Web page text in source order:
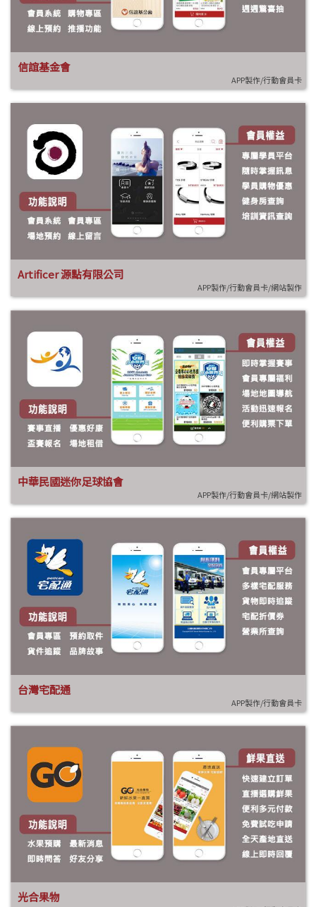
信誼基金會
APP製作/行動會員卡
Artificer 源點有限公司
APP製作/行動會員卡/網站製作
中華民國迷你足球協會
APP製作/行動會員卡/網站製作
台灣宅配通
APP製作/行動會員卡
光合果物